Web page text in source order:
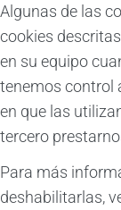
Algunas de las
cookies
en su equipo
tenemos control
en que las
tercero
Para más
deshabilitarlas,